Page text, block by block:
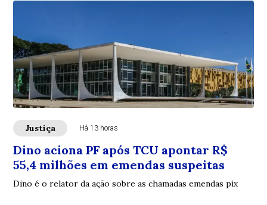
Justiça Há 13 horas
Dino aciona PF após TCU apontar R$
55,4 milhões em emendas suspeitas
Dino é o relator da ação sobre as chamadas emendas pix